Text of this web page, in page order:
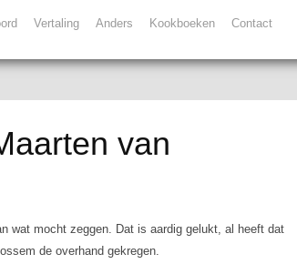
Vertaling Anders Kookboeken Contact
van
wat mocht zeggen. Dat is aardig gelukt, al heeft dat
de overhand gekregen.